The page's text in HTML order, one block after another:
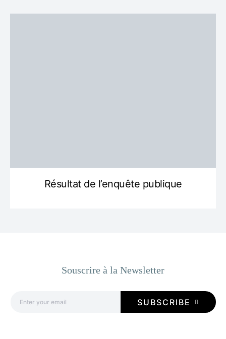
Résultat de l’enquête publique
Souscrire à la Newsletter
SUBSCRIBE